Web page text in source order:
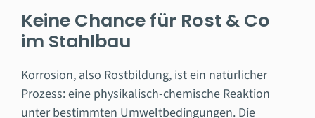
Keine Chance für Rost & Co
im Stahlbau
Korrosion, also Rostbildung, ist ein natürlicher
Prozess: eine physikalisch-chemische Reaktion
unter bestimmten Umweltbedingungen. Die